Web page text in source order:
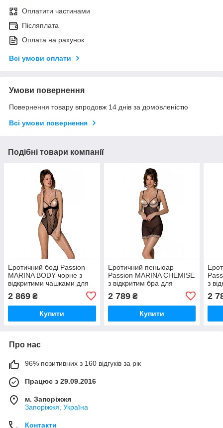
Оплатити частинами
Післяплата
Оплата на рахунок
Всі умови оплати
Умови повернення
Повернення товару впродовж 14 днів за домовленістю
Всі умови повернення
Подібні товари компанії
Еротичний боді Passion
MARINA BODY чорне з
відкритими чашками для
спокуси
2 869 ₴
Купити
Еротичний пеньюар
Passion MARINA CHEMISE
з відкритим бра для
сексуальний бежевий
2 789₴
Купити
з
2
Про нас
96% позитивних з 160 відгуків за рік
Працює з 29.09.2016
м. Запоріжжя
Запоріжжя, Україна
Контакти